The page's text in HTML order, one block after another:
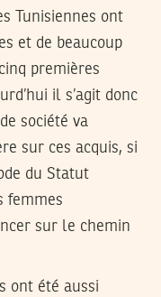
Tunisiennes ont
et de beaucoup
premières
il s’agit donc
société va
sur ces acquis, si
du Statut
femmes
sur le chemin
ont été aussi